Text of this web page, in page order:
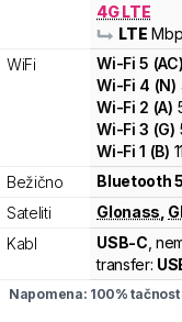
4G LTE
LTE
WiFi
Wi-Fi5 (AC)
Wi-Fi 4 (N)
Wi-Fi 2 (A)
Wi-Fi3 (G)
Wi-Fi1 (B) 11
Bežično
Bluetooth
Sateliti
Glonass
Kabl
USB-C ,
transfer:
Napomena: 100%